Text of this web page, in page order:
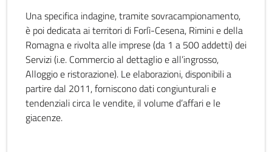
Una specifica indagine, tramite sovracampionamento,
è poi dedicata ai territori di Forlì-Cesena, Rimini e della
Romagna e rivolta alle imprese (da 1 a 500 addetti) dei
Servizi (i.e. Commercio al dettaglio e all’ingrosso,
Alloggio e ristorazione). Le elaborazioni, disponibili a
partire dal 2011, forniscono dati congiunturali e
tendenziali circa le vendite, il volume d’affari e le
giacenze.